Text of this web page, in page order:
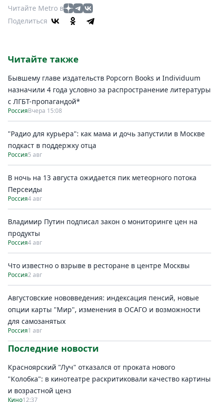
Читайте Metro в
Поделиться
Читайте также
Бывшему главе издательств Popcorn Books и Individuum
назначили 4 года условно за распространение литературы
с ЛГБТ-пропагандой*
РоссияВчера 15:08
"Радио для курьера": как мама и дочь запустили в Москве
подкаст в поддержку отца
Россия5 авг
В ночь на 13 августа ожидается пик метеорного потока
Персеиды
Россия4 авг
Владимир Путин подписал закон о мониторинге цен на
продукты
Россия4 авг
Что известно о взрыве в ресторане в центре Москвы
Россия2 авг
Августовские нововведения: индексация пенсий, новые
опции карты "Мир", изменения в ОСАГО и возможности
для самозанятых
Россия1 авг
Последние новости
Красноярский "Луч" отказался от проката нового
"Колобка": в кинотеатре раскритиковали качество картины
и возрастной ценз
Кино12:37